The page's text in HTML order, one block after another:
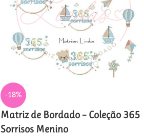
-18%
Matriz de Bordado – Coleção 365
Sorrisos Menino